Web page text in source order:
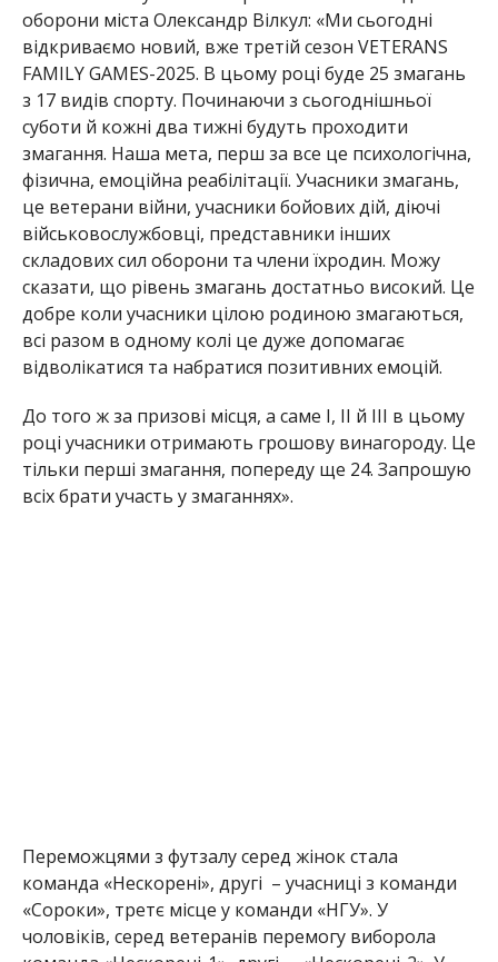
оборони міста Олександр Вілкул: «Ми сьогодні
відкриваємо новий, вже третій сезон VETERANS
FAMILY GAMES-2025. В цьому році буде 25 змагань
з 17 видів спорту. Починаючи з сьогоднішньої
суботи й кожні два тижні будуть проходити
змагання. Наша мета, перш за все це психологічна,
фізична, емоційна реабілітації. Учасники змагань,
це ветерани війни, учасники бойових дій, діючі
військовослужбовці, представники інших
складових сил оборони та члени їхродин. Можу
сказати, що рівень змагань достатньо високий. Це
добре коли учасники цілою родиною змагаються,
всі разом в одному колі це дуже допомагає
відволікатися та набратися позитивних емоцій.
До того ж за призові місця, а саме І, ІІ й ІІІ в цьому
році учасники отримають грошову винагороду. Це
тільки перші змагання, попереду ще 24. Запрошую
всіх брати участь у змаганнях».
Переможцями з футзалу серед жінок стала
команда «Нескорені», другі – учасниці з команди
«Сороки», третє місце у команди «НГУ». У
чоловіків, серед ветеранів перемогу виборола